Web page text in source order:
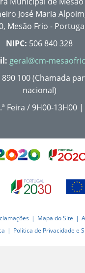
José Maria
Mesão Frio -
NIPC: 506 840 328
geral@cm-
890 100 (Chamada
nacional)
Feira / 9H00-13H00
Mapa do Site
Política de Privacidade e